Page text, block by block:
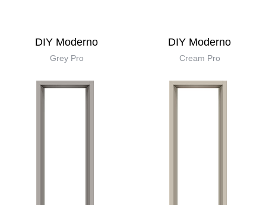
DIY Moderno
Grey Pro
DIY Moderno
Cream Pro